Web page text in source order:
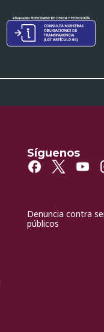
Síguenos
Denuncia contra
públicos